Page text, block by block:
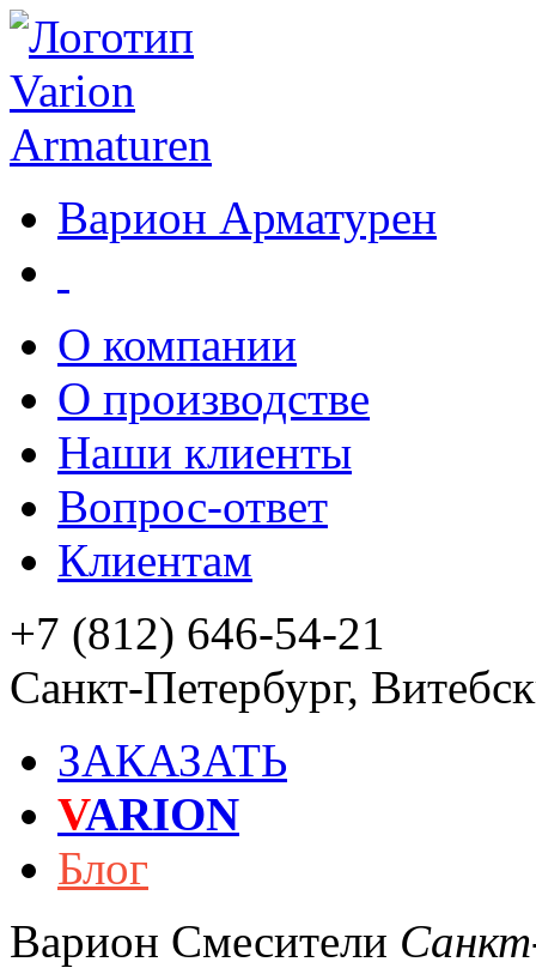
Варион Арматурен
О компании
О производстве
Наши клиенты
Вопрос-ответ
Клиентам
+7 (812) 646-54-21
Санкт-Петербург,
ЗАКАЗАТЬ
VARION
Блог
Варион Смесители